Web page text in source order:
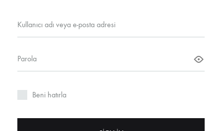
Kullanıcı adı veya e-posta adresi
Parola
Beni hatırla